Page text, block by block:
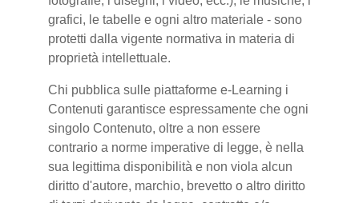
grafici, le tabelle e ogni altro materiale - sono
protetti dalla vigente normativa in materia di
proprietà intellettuale.
Chi pubblica sulle piattaforme e-Learning i
Contenuti garantisce espressamente che ogni
singolo Contenuto, oltre a non essere
contrario a norme imperative di legge, è nella
sua legittima disponibilità e non viola alcun
diritto d'autore, marchio, brevetto o altro diritto